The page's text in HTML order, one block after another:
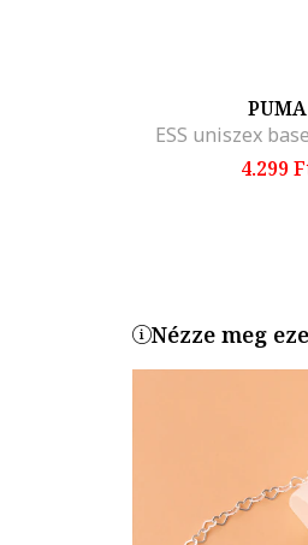
PUMA
ESS uniszex
4.299
Nézze meg